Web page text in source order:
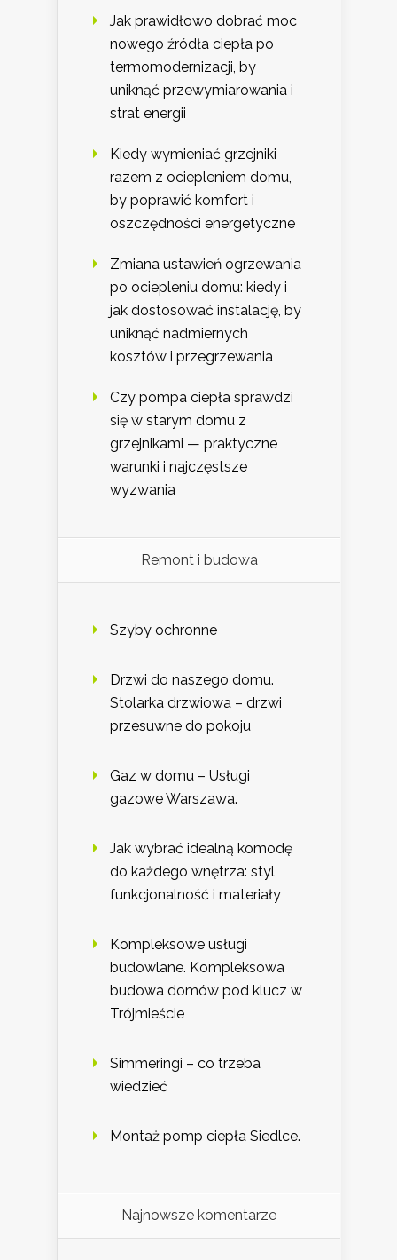
Jak prawidłowo dobrać moc
nowego źródła ciepła po
termomodernizacji, by
uniknąć przewymiarowania i
strat energii
Kiedy wymieniać grzejniki
razem z ociepleniem domu,
by poprawić komfort i
oszczędności energetyczne
Zmiana ustawień ogrzewania
po ociepleniu domu: kiedy i
jak dostosować instalację, by
uniknąć nadmiernych
kosztów i przegrzewania
Czy pompa ciepła sprawdzi
się w starym domu z
grzejnikami — praktyczne
warunki i najczęstsze
wyzwania
Remont i budowa
Szyby ochronne
Drzwi do naszego domu.
Stolarka drzwiowa – drzwi
przesuwne do pokoju
Gaz w domu – Usługi
gazowe Warszawa.
Jak wybrać idealną komodę
do każdego wnętrza: styl,
funkcjonalność i materiały
Kompleksowe usługi
budowlane. Kompleksowa
budowa domów pod klucz w
Trójmieście
Simmeringi – co trzeba
wiedzieć
Montaż pomp ciepła Siedlce.
Najnowsze komentarze